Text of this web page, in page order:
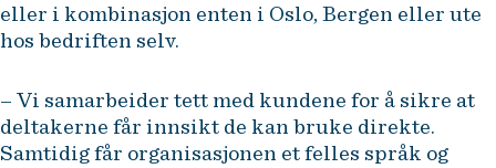
eller i kombinasjon enten i Oslo, Bergen eller ute
hos bedriften selv.
– Vi samarbeider tett med kundene for å sikre at
deltakerne får innsikt de kan bruke direkte.
Samtidig får organisasjonen et felles språk og